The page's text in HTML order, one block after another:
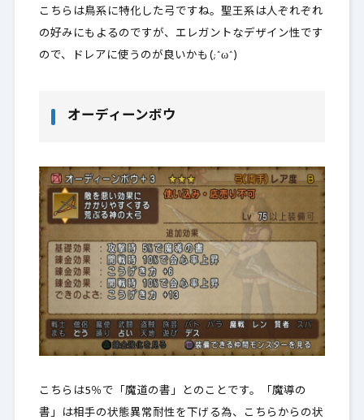
こちらは鳥系に特化した弓ですね。聖王系は人ぞれぞれ
の好みにもよるのですが、エレガントなデザイン性です
ので、ドレアに使うのが良いかも(;^ω^)
オーディーンボウ
こちらは5％で「魔道の書」とのことです。「魔導の
書」は相手の状態異常耐性を下げる為、こ ちらからの状